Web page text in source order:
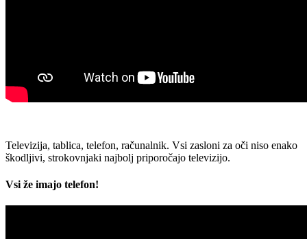
Televizija, tablica, telefon, računalnik. Vsi zasloni za oči niso enako
škodljivi, strokovnjaki najbolj priporočajo televizijo.
Vsi že imajo telefon!